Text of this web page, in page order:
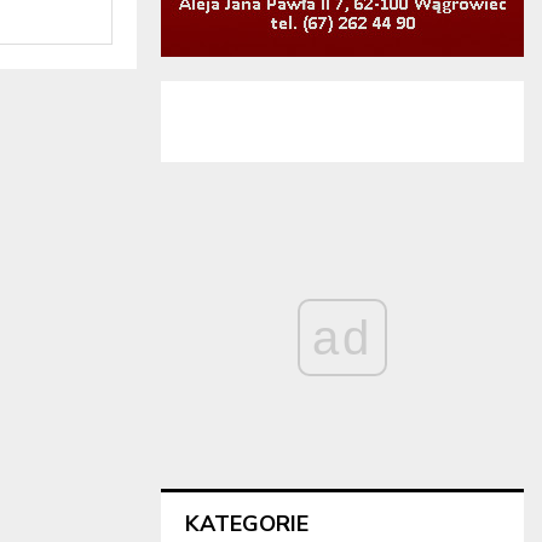
ad
KATEGORIE